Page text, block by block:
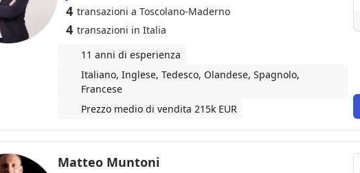
4 transazioni a Toscolano-Maderno
4 transazioni in Italia
11 anni di esperienza
Italiano, Inglese, Tedesco, Olandese, Spagnolo,
Francese
Prezzo medio di vendita 215k EUR
Matteo Muntoni